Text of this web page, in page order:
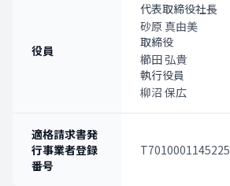
役員
代表取締役社長
砂原 真由美
取締役
櫛田 弘貴
執行役員
柳沼 保広
適格請求書発
行事業者登録
番号
T7010001145225